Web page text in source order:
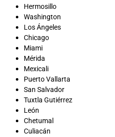
Hermosillo
Washington
Los Ángeles
Chicago
Miami
Mérida
Mexicali
Puerto Vallarta
San Salvador
Tuxtla Gutiérrez
León
Chetumal
Culiacán